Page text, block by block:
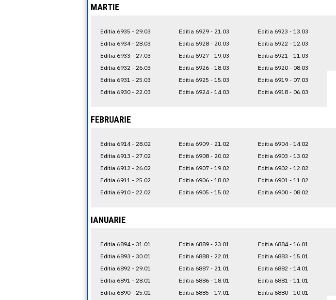
MARTIE
Editia 6935 - 29.03
Editia 6934 - 28.03
Editia 6933 - 27.03
Editia 6932 - 26.03
Editia 6931 - 25.03
Editia 6930 - 22.03
Editia 6929 - 21.03
Editia 6928 - 20.03
Editia 6927 - 19.03
Editia 6926 - 18.03
Editia 6925 - 15.03
Editia 6924 - 14.03
Editia 6923 - 13.03
Editia 6922 - 12.03
Editia 6921 - 11.03
Editia 6920 - 08.03
Editia 6919 - 07.03
Editia 6918 - 06.03
FEBRUARIE
Editia 6914 - 28.02
Editia 6913 - 27.02
Editia 6912 - 26.02
Editia 6911 - 25.02
Editia 6910 - 22.02
Editia 6909 - 21.02
Editia 6908 - 20.02
Editia 6907 - 19.02
Editia 6906 - 18.02
Editia 6905 - 15.02
Editia 6904 - 14.02
Editia 6903 - 13.02
Editia 6902 - 12.02
Editia 6901 - 11.02
Editia 6900 - 08.02
IANUARIE
Editia 6894 - 31.01
Editia 6893 - 30.01
Editia 6892 - 29.01
Editia 6891 - 28.01
Editia 6890 - 25.01
Editia 6889 - 23.01
Editia 6888 - 22.01
Editia 6887 - 21.01
Editia 6886 - 18.01
Editia 6885 - 17.01
Editia 6884 - 16.01
Editia 6883 - 15.01
Editia 6882 - 14.01
Editia 6881 - 11.01
Editia 6880 - 10.01